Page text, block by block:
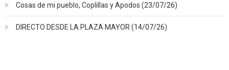
Cosas de mi pueblo, Coplillas y Apodos (23/07/26)
DIRECTO DESDE LA PLAZA MAYOR (14/07/26)